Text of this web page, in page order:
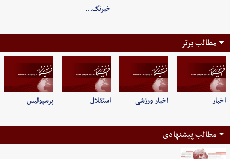
خبرنگ…
مطالب برتر
اخبار اخبار ورزشی استقلال پرسپولیس
مطالب پیشنهادی